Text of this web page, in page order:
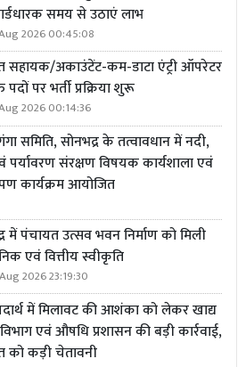
समय से उठाएं लाभ
2026 00:45:08
सहायक/अकाउंटेंट-कम-डाटा एंट्री ऑपरेटर
पदों पर भर्ती प्रक्रिया शुरू
2026 00:14:36
समिति, सोनभद्र के तत्वावधान में नदी,
संरक्षण विषयक कार्यशाला एवं
कार्यक्रम आयोजित
में पंचायत उत्सव भवन निर्माण को मिली
एवं वित्तीय स्वीकृति
2026 23:19:30
में मिलावट की आशंका को लेकर खाद्य
एवं औषधि प्रशासन की बड़ी कार्रवाई,
को कड़ी चेतावनी